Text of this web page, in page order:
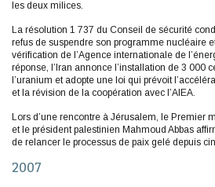
les deux milices.
La résolution 1 737 du Conseil de sécurité
refus de suspendre son programme nucléaire
vérification de l’Agence internationale de
réponse, l’Iran annonce l’installation de 3 000
l’uranium et adopte une loi qui prévoit
et la révision de la coopération avec l’AIEA.
Lors d’une rencontre à Jérusalem, le Premier
et le président palestinien Mahmoud Abbas
de relancer le processus de paix gelé depuis
2007